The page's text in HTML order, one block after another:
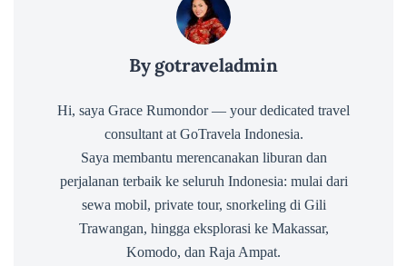
By gotraveladmin
Hi, saya Grace Rumondor — your dedicated travel
consultant at GoTravela Indonesia.
Saya membantu merencanakan liburan dan
perjalanan terbaik ke seluruh Indonesia: mulai dari
sewa mobil, private tour, snorkeling di Gili
Trawangan, hingga eksplorasi ke Makassar,
Komodo, dan Raja Ampat.